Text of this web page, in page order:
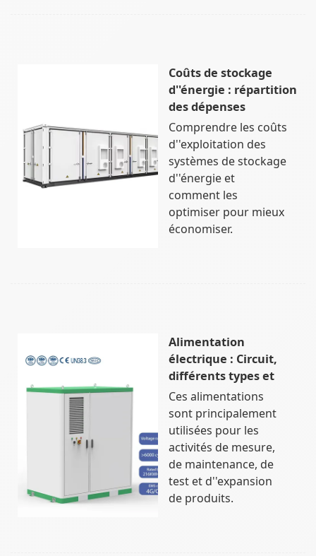
Coûts de stockage
d''énergie : répartition
des dépenses
Comprendre les coûts
d''exploitation des
systèmes de stockage
d''énergie et
comment les
optimiser pour mieux
économiser.
Alimentation
électrique : Circuit,
différents types et
Ces alimentations
sont principalement
utilisées pour les
activités de mesure,
de maintenance, de
test et d''expansion
de produits.